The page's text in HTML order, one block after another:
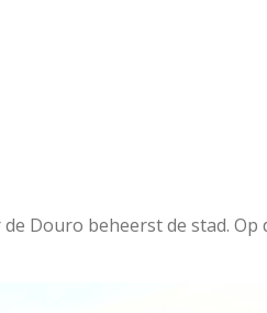
Douro beheerst de stad. Op